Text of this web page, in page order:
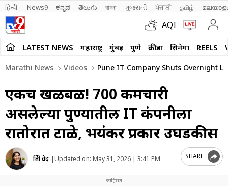
हिन्दी News9 ಕನ್ನಡ తెలుగు বাংলা ગુજરાતી ਪੰਜਾਬੀ தமிழ்
AQI
LATEST NEWS महाराष्ट्र मुंबई पुणे क्रीडा सिनेमा REELS
Marathi News Videos Pune IT Company Shuts Overnight
एकच खळबळ! 700 कर्मचारी
असलेल्या पुण्यातील IT कंपनीला
रातोरात टाळे, भयंकर प्रकार उघडकीस
प्रिती वेद |Updated on: May 31, 2026 | 3:41 PM SHARE